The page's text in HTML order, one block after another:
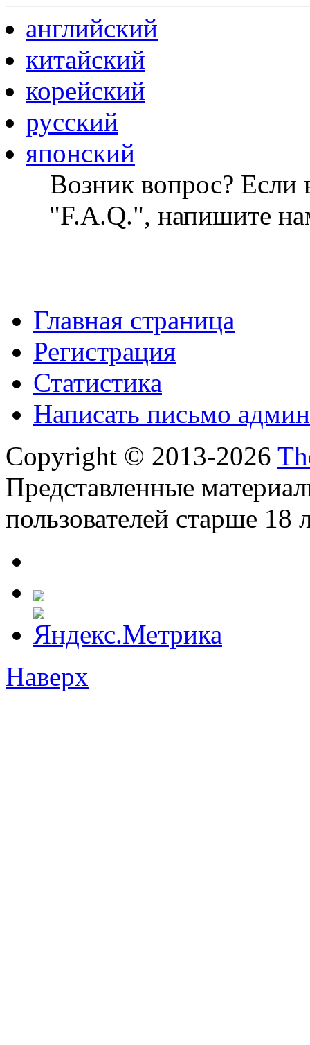
английский
китайский
корейский
русский
японский
Возник вопрос? Если
"F.A.Q.", напишите
Главная страница
Регистрация
Статистика
Написать письмо
Copyright © 2013-2026
Представленные
пользователей старше 18
Наверх